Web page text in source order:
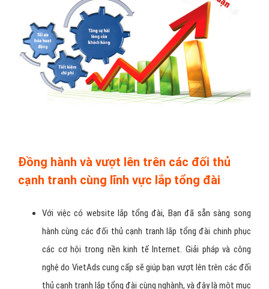
Đồng hành và vượt lên trên các đối thủ
cạnh tranh cùng lĩnh vực lắp tổng đài
Với việc có website lắp tổng đài, Bạn đã sẵn sàng song
hành cùng các đối thủ cạnh tranh lắp tổng đài chinh phục
các cơ hội trong nền kinh tế Internet. Giải pháp và công
nghệ do VietAds cung cấp sẽ giúp bạn vượt lên trên các đối
thủ cạnh tranh lắp tổng đài cùng nghành, và đây là một mục